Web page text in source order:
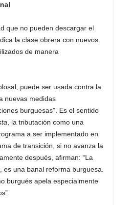
que no pueden descargar el
la clase obrera con nuevos
de manera
puede ser usada contra la
nuevas medidas
burguesas”. Es el sentido
, la tributación como una
a ser implementado en
de transición, si no avanza la
después, afirman: “La
una banal reforma burguesa.
burgués apela especialmente